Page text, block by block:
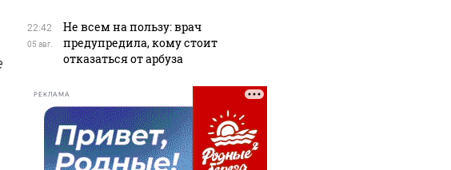
22:42
05 авг.
Не всем на пользу: врач
предупредила, кому стоит
отказаться от арбуза
РЕКЛАМА